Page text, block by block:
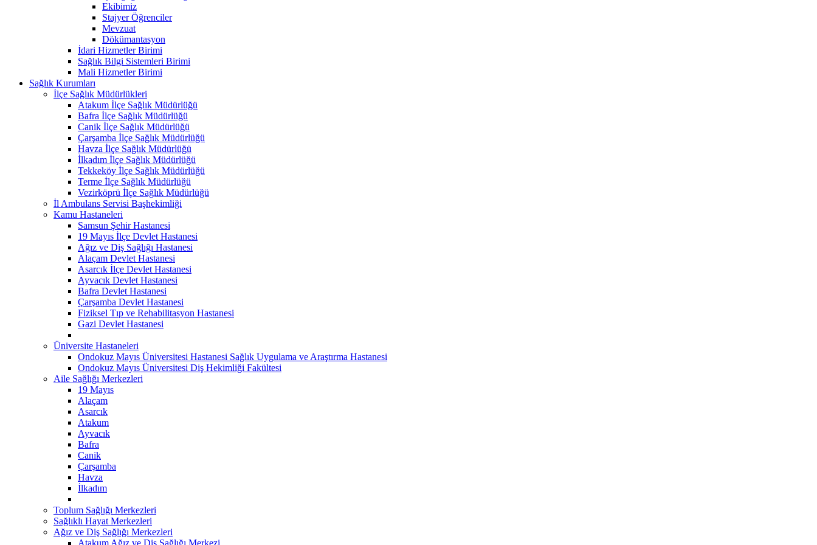
Ekibimiz
Stajyer Öğrenciler
Mevzuat
Dökümantasyon
İdari Hizmetler Birimi
Sağlık Bilgi Sistemleri Birimi
Mali Hizmetler Birimi
Sağlık Kurumları
İlçe Sağlık Müdürlükleri
Atakum İlçe Sağlık Müdürlüğü
Bafra İlçe Sağlık Müdürlüğü
Canik İlçe Sağlık Müdürlüğü
Çarşamba İlçe Sağlık Müdürlüğü
Havza İlçe Sağlık Müdürlüğü
İlkadım İlçe Sağlık Müdürlüğü
Tekkeköy İlçe Sağlık Müdürlüğü
Terme İlçe Sağlık Müdürlüğü
Vezirköprü İlçe Sağlık Müdürlüğü
İl Ambulans Servisi Başhekimliği
Kamu Hastaneleri
Samsun Şehir Hastanesi
19 Mayıs İlçe Devlet Hastanesi
Ağız ve Diş Sağlığı Hastanesi
Alaçam Devlet Hastanesi
Asarcık İlçe Devlet Hastanesi
Ayvacık Devlet Hastanesi
Bafra Devlet Hastanesi
Çarşamba Devlet Hastanesi
Fiziksel Tıp ve Rehabilitasyon Hastanesi
Gazi Devlet Hastanesi
Üniversite Hastaneleri
Ondokuz Mayıs Üniversitesi Hastanesi Sağlık Uygulama ve Araştırma Hastanesi
Ondokuz Mayıs Üniversitesi Diş Hekimliği Fakültesi
Aile Sağlığı Merkezleri
19 Mayıs
Alaçam
Asarcık
Atakum
Ayvacık
Bafra
Canik
Çarşamba
Havza
İlkadım
Toplum Sağlığı Merkezleri
Sağlıklı Hayat Merkezleri
Ağız ve Diş Sağlığı Merkezleri
Atakum Ağız ve Diş Sağlığı Merkezi